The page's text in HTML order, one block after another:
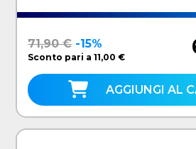
71,90 € -15%
Sconto pari a 11,00 €
AGGIUNGI AL